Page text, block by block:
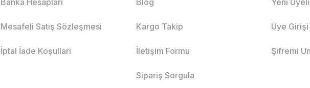
Mesafeli Satış Sözleşmesi
İptal İade Koşullari
Kargo Takip
İletişim Formu
Sipariş Sorgula
Üye Girişi
Şifremi